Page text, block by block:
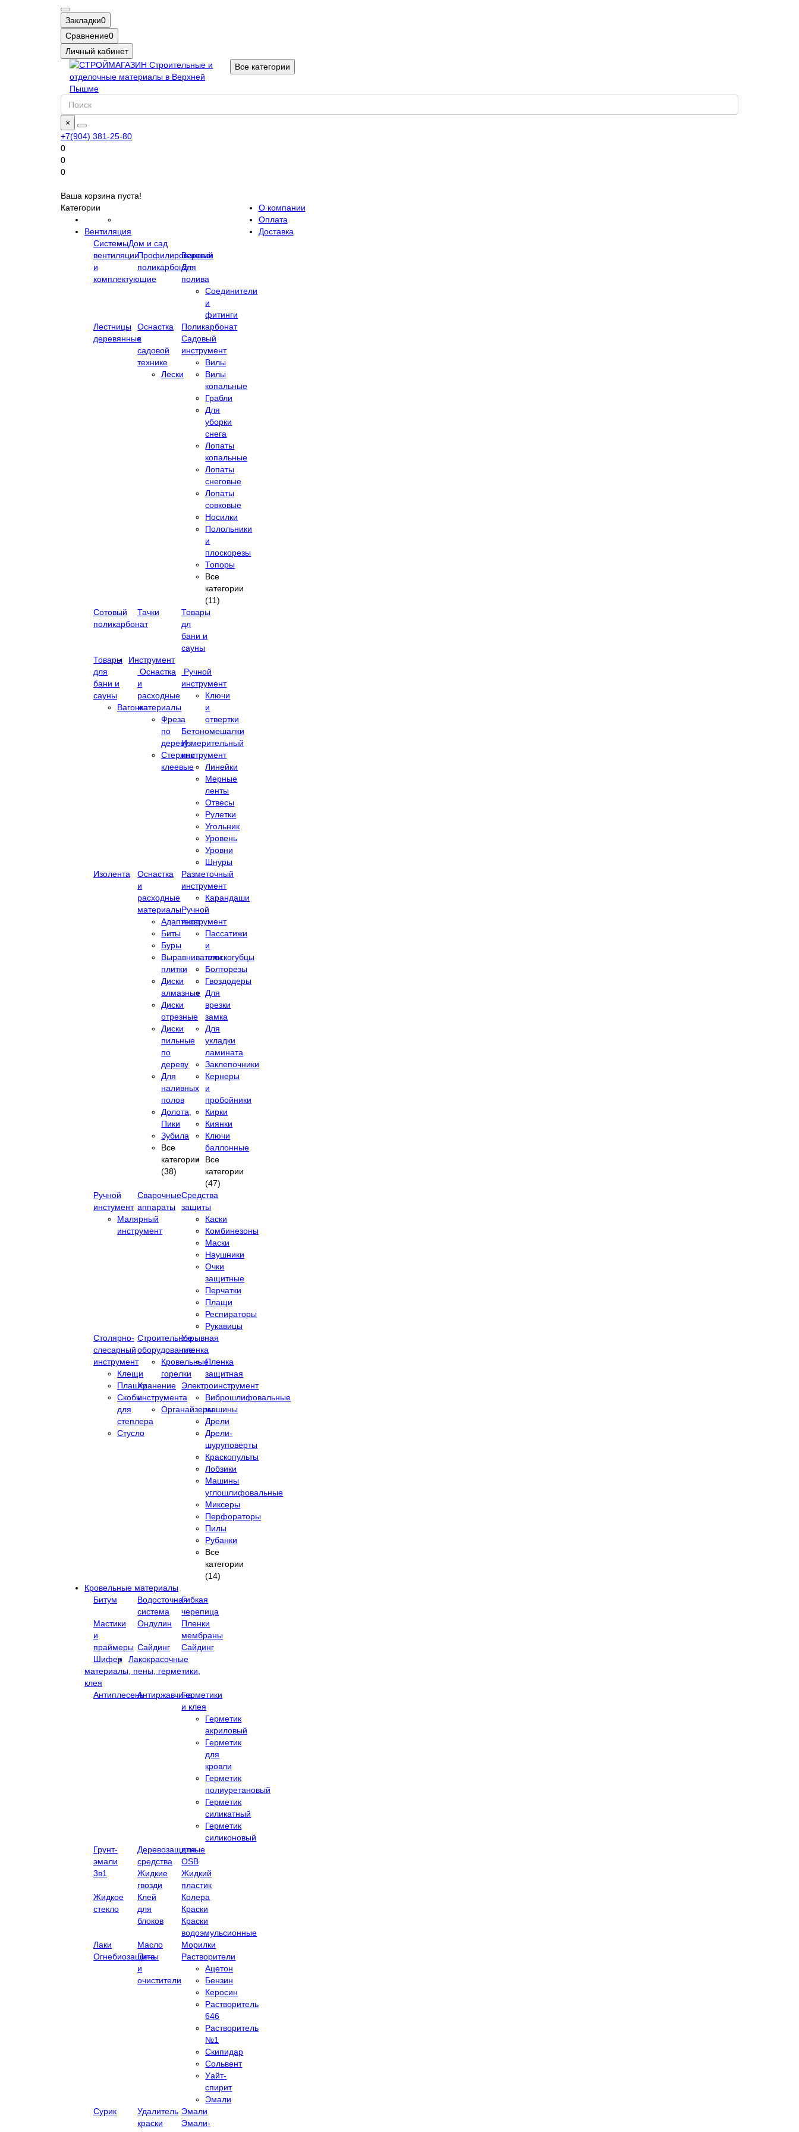
Закладки0
Сравнение0
Личный кабинет
Все категории
×
+7(904) 381-25-80
0
0
0
Ваша корзина пуста!
Категории
Вентиляция
Системы
вентиляции
и
комплектующие
Дом и сад
Профилированный
поликарбонат
Веревки
Для
полива
Соединители
и
фитинги
Лестницы
деревянные
Оснастка
к
садовой
технике
Лески
Поликарбонат
Садовый
инструмент
Вилы
Вилы
копальные
Грабли
Для
уборки
снега
Лопаты
копальные
Лопаты
снеговые
Лопаты
совковые
Носилки
Полольники
и
плоскорезы
Топоры
Все
категории
(11)
Сотовый
поликарбонат
Тачки
Товары
дл
бани и
сауны
Товары
для
бани и
сауны
Вагонка
Инструмент
Оснастка
и
расходные
материалы
Фреза
по
дереву
Стержни
клеевые
Ручной
инструмент
Ключи
и
отвертки
Бетономешалки
Измерительный
инструмент
Линейки
Мерные
ленты
Отвесы
Рулетки
Угольник
Уровень
Уровни
Шнуры
Изолента
Оснастка
и
расходные
материалы
Адаптеры
Биты
Буры
Выравниватели
плитки
Диски
алмазные
Диски
отрезные
Диски
пильные
по
дереву
Для
наливных
полов
Долота,
Пики
Зубила
Все
категории
(38)
Разметочный
инструмент
Карандаши
Ручной
инструмент
Пассатижи
и
плоскогубцы
Болторезы
Гвоздодеры
Для
врезки
замка
Для
укладки
ламината
Заклепочники
Кернеры
и
пробойники
Кирки
Киянки
Ключи
баллонные
Все
категории
(47)
Ручной
инстумент
Малярный
инструмент
Сварочные
аппараты
Средства
защиты
Каски
Комбинезоны
Маски
Наушники
Очки
защитные
Перчатки
Плащи
Респираторы
Рукавицы
Столярно-
слесарный
инструмент
Клещи
Плашки
Скобы
для
степлера
Стусло
Строительное
оборудование
Кровельные
горелки
Укрывная
пленка
Пленка
защитная
Хранение
инструмента
Органайзеры
Электроинструмент
Виброшлифовальные
машины
Дрели
Дрели-
шуруповерты
Краскопульты
Лобзики
Машины
углошлифовальные
Миксеры
Перфораторы
Пилы
Рубанки
Все
категории
(14)
Кровельные материалы
Битум
Водосточная
система
Гибкая
черепица
Мастики
и
праймеры
Ондулин
Пленки
мембраны
Сайдинг
Сайдинг
Шифер
Лакокрасочные
материалы, пены, герметики,
клея
АнтиплесеньАнтиржавчинаГерметики
и клея
Герметик
акриловый
Герметик
для
кровли
Герметик
полиуретановый
Герметик
силикатный
Герметик
силиконовый
Грунт-
эмали
3в1
Деревозащитные
средства
для
OSB
Жидкие
гвозди
Жидкий
пластик
Жидкое
стекло
Клей
для
блоков
Колера
Краски
Краски
водоэмульсионные
Лаки
Масло
Морилки
Огнебиозащита
Пены
и
очистители
Растворители
Ацетон
Бензин
Керосин
Растворитель
646
Растворитель
№1
Скипидар
Сольвент
Уайт-
спирит
Эмали
Сурик
Удалитель
краски
Эмали
Эмали-
О компании
Оплата
Доставка